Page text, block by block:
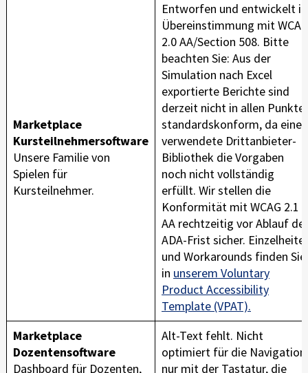
Marketplace
Kursteilnehmersoftware
Unsere Familie von
Spielen für
Kursteilnehmer.
Entworfen und entwickelt in
Übereinstimmung mit WCAG
2.0 AA/Section 508. Bitte
beachten Sie: Aus der
Simulation nach Excel
exportierte Berichte sind
derzeit nicht in allen
standardskonform, da eine
verwendete Drittanbieter-
Bibliothek die Vorgaben
noch nicht vollständig
erfüllt. Wir stellen die
Konformität mit WCAG 2.1
AA rechtzeitig vor Ablauf der
ADA-Frist sicher.
und Workarounds finden Sie
in unserem Voluntary
Product Accessibility
Template (VPAT).
Marketplace
Dozentensoftware
Dashboard für Dozenten,
Alt-Text fehlt. Nicht
optimiert für die Navigation
nur mit der Tastatur, die